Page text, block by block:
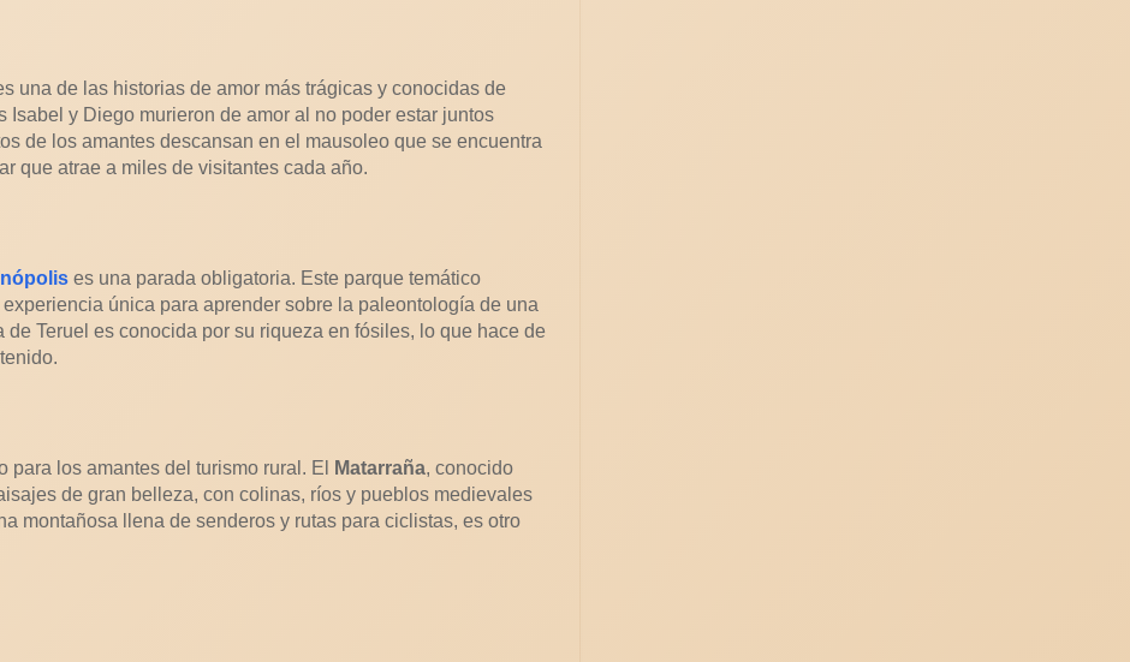
una de las historias de amor más trágicas y conocidas de
Isabel y Diego murieron de amor al no poder estar juntos
de los amantes descansan en el mausoleo que se encuentra
que atrae a miles de visitantes cada año.
es una parada obligatoria. Este parque temático
única para aprender sobre la paleontología de una
Teruel es conocida por su riqueza en fósiles, lo que hace de
para los amantes del turismo rural. El Matarraña, conocido
de gran belleza, con colinas, ríos y pueblos medievales
montañosa llena de senderos y rutas para ciclistas, es otro